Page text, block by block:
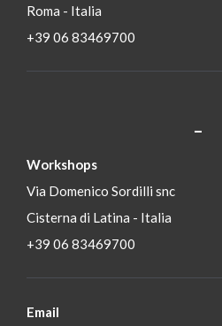
Roma - Italia
+39 06 83469700
Workshops
Via Domenico Sordilli snc
Cisterna di Latina - Italia
+39 06 83469700
Email